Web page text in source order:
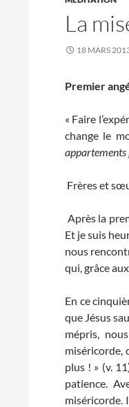
La
18 MARS
Premier
« Faire
change le
appartements
Frères et
Après la
Et je suis
nous
qui, grâce
En ce
que Jésus
mépris,
miséricorde,
plus ! » (v.
patience.
miséricorde.